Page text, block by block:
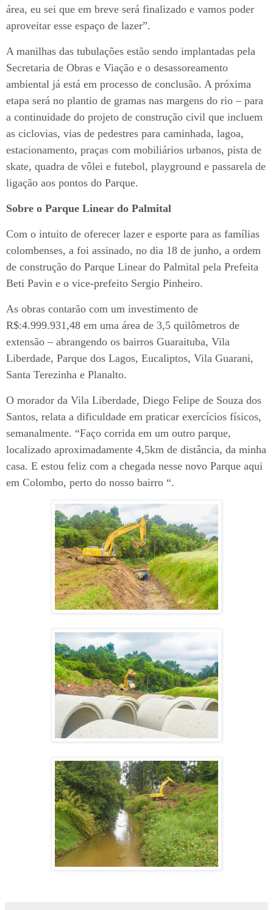
área, eu sei que em breve será finalizado e vamos poder
aproveitar esse espaço de lazer”.
A manilhas das tubulações estão sendo implantadas pela
Secretaria de Obras e Viação e o desassoreamento
ambiental já está em processo de conclusão. A próxima
etapa será no plantio de gramas nas margens do rio – para
a continuidade do projeto de construção civil que incluem
as ciclovias, vias de pedestres para caminhada, lagoa,
estacionamento, praças com mobiliários urbanos, pista de
skate, quadra de vôlei e futebol, playground e passarela de
ligação aos pontos do Parque.
Sobre o Parque Linear do Palmital
Com o intuito de oferecer lazer e esporte para as famílias
colombenses, a foi assinado, no dia 18 de junho, a ordem
de construção do Parque Linear do Palmital pela Prefeita
Beti Pavin e o vice-prefeito Sergio Pinheiro.
As obras contarão com um investimento de
R$:4.999.931,48 em uma área de 3,5 quilômetros de
extensão – abrangendo os bairros Guaraituba, Vila
Liberdade, Parque dos Lagos, Eucaliptos, Vila Guarani,
Santa Terezinha e Planalto.
O morador da Vila Liberdade, Diego Felipe de Souza dos
Santos, relata a dificuldade em praticar exercícios físicos,
semanalmente. “Faço corrida em um outro parque,
localizado aproximadamente 4,5km de distância, da minha
casa. E estou feliz com a chegada nesse novo Parque aqui
em Colombo, perto do nosso bairro “.